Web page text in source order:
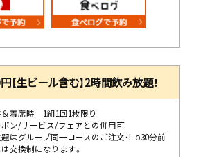
生ビール含む】2時間飲み放題！
＆着席時 1組1回1枚限り
ポン/サービス/フェアとの併用可
題はグループ同一コースのご注文・L.o30分前
は交換制になります。